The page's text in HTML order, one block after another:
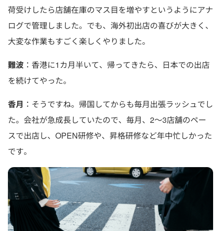
荷受けしたら店舗在庫のマス目を増やすというようにアナ
ログで管理しました。でも、海外初出店の喜びが大きく、
大変な作業もすごく楽しくやりました。
難波 ：香港に1カ月半いて、帰ってきたら、日本での出店
を続けてやった。
香月 ：そうですね。帰国してからも毎月出張ラッシュでし
た。会社が急成長していたので、毎月、2～3店舗のペー
スで出店し、OPEN研修や、昇格研修など年中忙しかった
です。